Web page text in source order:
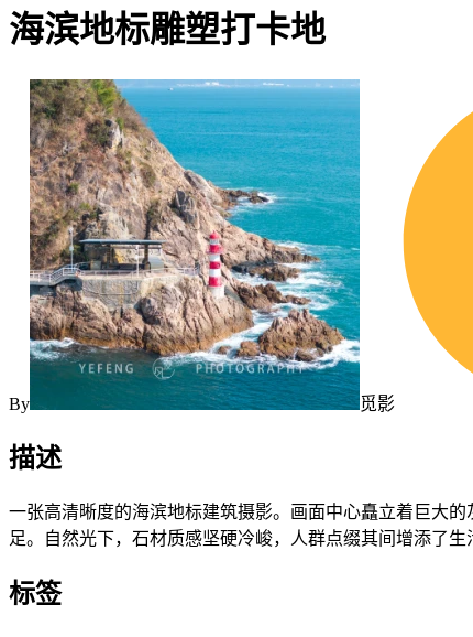
海滨地标雕塑打卡地
By 觅影
描述
一张高清晰度的海滨地标建筑摄影。画面中心矗立着巨大
足。自然光下，石材质感坚硬冷峻，人群点缀其间增添了生
标签